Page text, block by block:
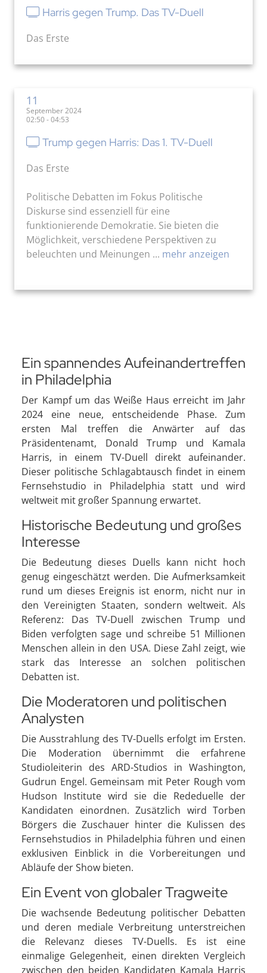
Harris gegen Trump. Das TV-Duell
Das Erste
11
September 2024
02:50 - 04:53
Trump gegen Harris: Das 1. TV-Duell
Das Erste
Politische Debatten im Fokus Politische
Diskurse sind essenziell für eine
funktionierende Demokratie. Sie bieten die
Möglichkeit, verschiedene Perspektiven zu
beleuchten und Meinungen ... mehr anzeigen
Ein spannendes Aufeinandertreffen
in Philadelphia
Der Kampf um das Weiße Haus erreicht im Jahr
2024 eine neue, entscheidende Phase. Zum
ersten Mal treffen die Anwärter auf das
Präsidentenamt, Donald Trump und Kamala
Harris, in einem TV-Duell direkt aufeinander.
Dieser politische Schlagabtausch findet in einem
Fernsehstudio in Philadelphia statt und wird
weltweit mit großer Spannung erwartet.
Historische Bedeutung und großes
Interesse
Die Bedeutung dieses Duells kann nicht hoch
genug eingeschätzt werden. Die Aufmerksamkeit
rund um dieses Ereignis ist enorm, nicht nur in
den Vereinigten Staaten, sondern weltweit. Als
Referenz: Das TV-Duell zwischen Trump und
Biden verfolgten sage und schreibe 51 Millionen
Menschen allein in den USA. Diese Zahl zeigt, wie
stark das Interesse an solchen politischen
Debatten ist.
Die Moderatoren und politischen
Analysten
Die Ausstrahlung des TV-Duells erfolgt im Ersten.
Die Moderation übernimmt die erfahrene
Studioleiterin des ARD-Studios in Washington,
Gudrun Engel. Gemeinsam mit Peter Rough vom
Hudson Institute wird sie die Rededuelle der
Kandidaten einordnen. Zusätzlich wird Torben
Börgers die Zuschauer hinter die Kulissen des
Fernsehstudios in Philadelphia führen und einen
exklusiven Einblick in die Vorbereitungen und
Abläufe der Show bieten.
Ein Event von globaler Tragweite
Die wachsende Bedeutung politischer Debatten
und deren mediale Verbreitung unterstreichen
die Relevanz dieses TV-Duells. Es ist eine
einmalige Gelegenheit, einen direkten Vergleich
zwischen den beiden Kandidaten Kamala Harris